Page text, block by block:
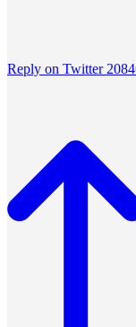
Reply on Twitter